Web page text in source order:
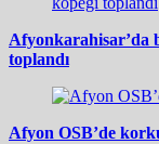
Afyonkarahisar’da
toplandı
Afyon OSB’de